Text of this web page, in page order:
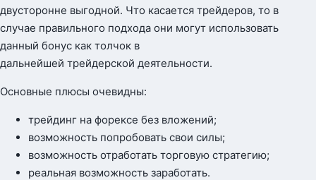
двусторонне выгодной. Что касается трейдеров, то в
случае правильного подхода они могут использовать
данный бонус как толчок в
дальнейшей трейдерской деятельности.
Основные плюсы очевидны:
трейдинг на форексе без вложений;
возможность попробовать свои силы;
возможность отработать торговую стратегию;
реальная возможность заработать.